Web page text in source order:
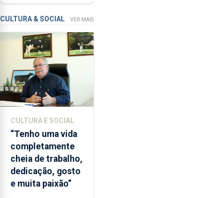
a
apanha
ilegal
lapas
2022
e
2026.
ilha
das
Flores
apresenta
um
“decréscimo
instrumentos
CULTURA & SOCIAL VER MAIS
CULTURA E SOCIAL
“Tenho uma vida
completamente
cheia de trabalho,
dedicação, gosto
e muita paixão”